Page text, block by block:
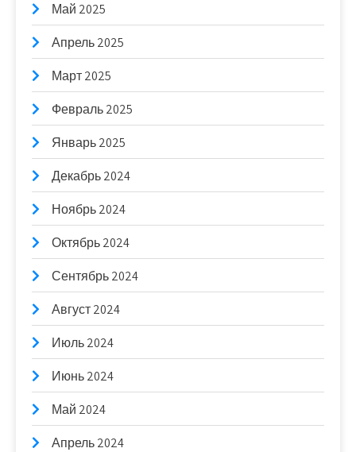
Май 2025
Апрель 2025
Март 2025
Февраль 2025
Январь 2025
Декабрь 2024
Ноябрь 2024
Октябрь 2024
Сентябрь 2024
Август 2024
Июль 2024
Июнь 2024
Май 2024
Апрель 2024